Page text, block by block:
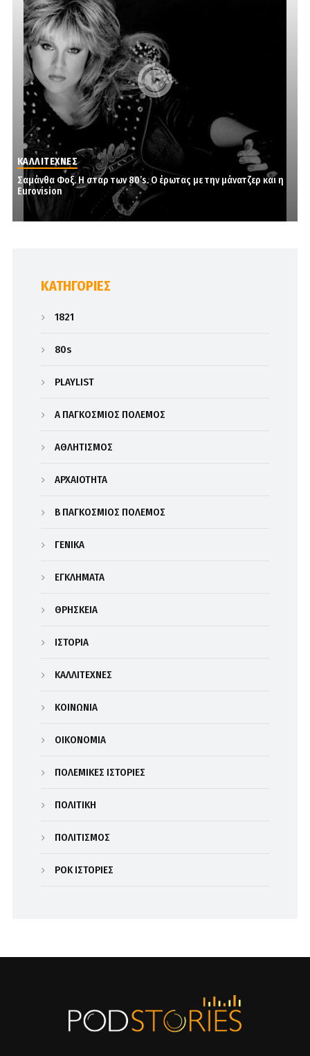
ΚΑΛΛΙΤΕΧΝΕΣ
Σαμάνθα Φοξ. Η σταρ των 80’s. Ο έρωτας με την μάνατζερ και η
Eurovision
KΑΤΗΓΟΡΊΕΣ
1821
80s
PLAYLIST
Α΄ ΠΑΓΚΟΣΜΙΟΣ ΠΟΛΕΜΟΣ
ΑΘΛΗΤΙΣΜΟΣ
ΑΡΧΑΙΟΤΗΤΑ
Β΄ ΠΑΓΚΟΣΜΙΟΣ ΠΟΛΕΜΟΣ
ΓΕΝΙΚΑ
ΕΓΚΛΗΜΑΤΑ
ΘΡΗΣΚΕΙΑ
ΙΣΤΟΡΙΑ
ΚΑΛΛΙΤΕΧΝΕΣ
ΚΟΙΝΩΝΙΑ
ΟΙΚΟΝΟΜΙΑ
ΠΟΛΕΜΙΚΕΣ ΙΣΤΟΡΙΕΣ
ΠΟΛΙΤΙΚΗ
ΠΟΛΙΤΙΣΜΟΣ
ΡΟΚ ΙΣΤΟΡΙΕΣ